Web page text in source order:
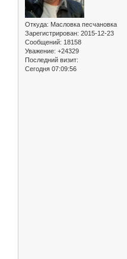
Откуда: Масловка песчановка
Зарегистрирован: 2015-12-23
Сообщений: 18158
Уважение: +24329
Последний визит:
Сегодня 07:09:56